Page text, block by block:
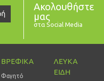
Ακολουθήστε
μας
στα Social Media
ΒΡΕΦΙΚΑ
Φαγητό
ΛΕΥΚΑ
ΕΙΔΗ